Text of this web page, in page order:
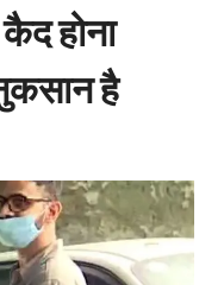
होना
है